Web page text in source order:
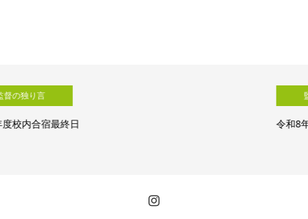
令和8年度校内合宿４日目